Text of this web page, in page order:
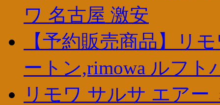
ワ 名古屋 激安
【予約販売商品】リ
ートン,rimowa ルフト
リモワ サルサ エア